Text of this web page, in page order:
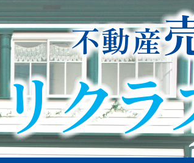
不動産
クラ